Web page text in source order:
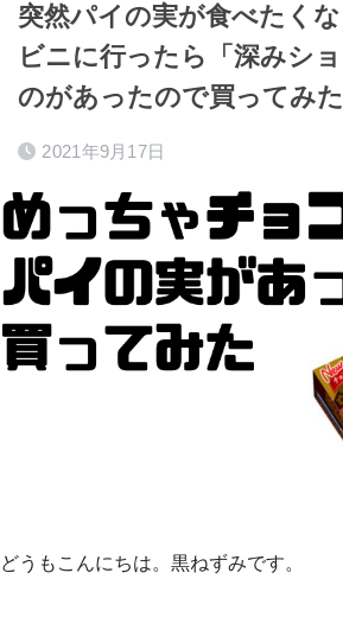
突然パイの実が食べたく
ビニに行ったら「深みシ
のがあったので買ってみた
2021年9月17日
どうもこんにちは。黒ねずみです。